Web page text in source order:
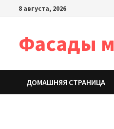
Перейти8 августа, 2026
Фасады
ДОМАШНЯЯ СТРАНИЦА